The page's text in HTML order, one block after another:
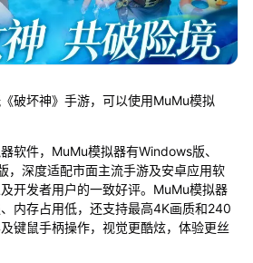
破坏神》手游，可以使用MuMu模拟
软件，MuMu模拟器有Windows版、
，深度适配市面主流手游及安卓应用软
开发者用户的一致好评。MuMu模拟器
内存占用低，还支持最高4K画质和240
键鼠手柄操作，视觉更酷炫，体验更丝